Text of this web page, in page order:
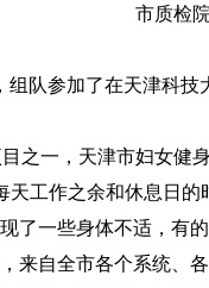
市质检
参加了在天津科技
之一，天津市妇女健
天工作之余和休息日
了一些身体不适，有
来自全市各个系统、